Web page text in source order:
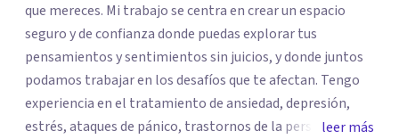
que mereces. Mi trabajo se centra en crear un espacio
seguro y de confianza donde puedas explorar tus
pensamientos y sentimientos sin juicios, y donde juntos
podamos trabajar en los desafíos que te afectan. Tengo
experiencia en el tratamiento de ansiedad, depresión,
estrés, ataques de pánico, trastornos de la personalidad y
leer más